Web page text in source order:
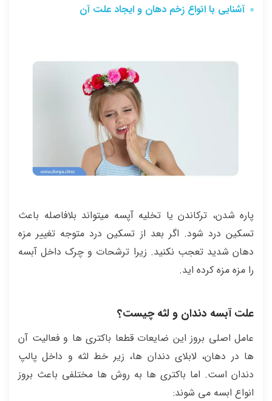
آشنایی با انواع زخم دهان و ایجاد علت آن
پاره شدن، ترکاندن یا تخلیه آپسه میتواند بلافاصله باعث
تسکین درد شود. اگر بعد از تسکین درد متوجه تغییر مزه
دهان شدید تعجب نکنید. زیرا ترشحات و چرک داخل ‌آبسه
را مزه مزه کرده اید.
علت آبسه دندان و لثه چیست؟
عامل اصلی بروز این ضایعات قطعا باکتری ها و فعالیت آن
ها در دهان، لابلای دندان ها، زیر خط لثه و داخل پالپ
دندان است. اما باکتری ها به روش ها مختلفی باعث بروز
انواع ابسه می شوند: